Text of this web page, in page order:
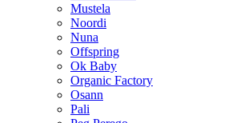
Mustela
Noordi
Nuna
Offspring
Ok Baby
Organic Factory
Osann
Pali